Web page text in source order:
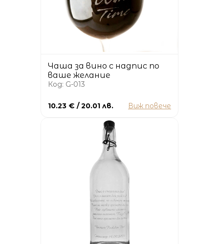
Чаша за вино с надпис по
ваше желание
Код: G-013
10.23 € / 20.01 лв. Виж повече